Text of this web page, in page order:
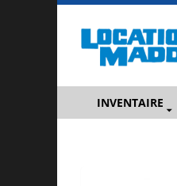
INVENTAIRE